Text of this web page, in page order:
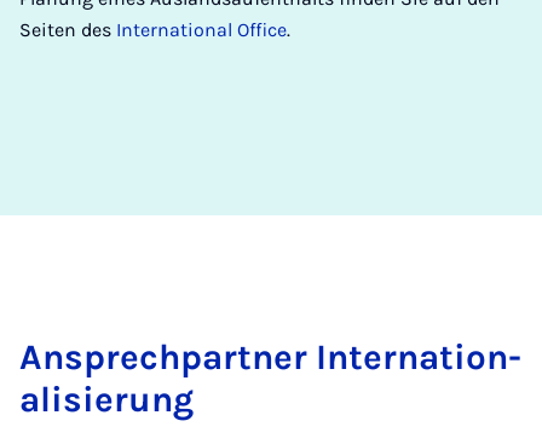
Seiten des International Office.
An­s­prech­part­ner In­ter­na­tion­
al­is­ier­ung